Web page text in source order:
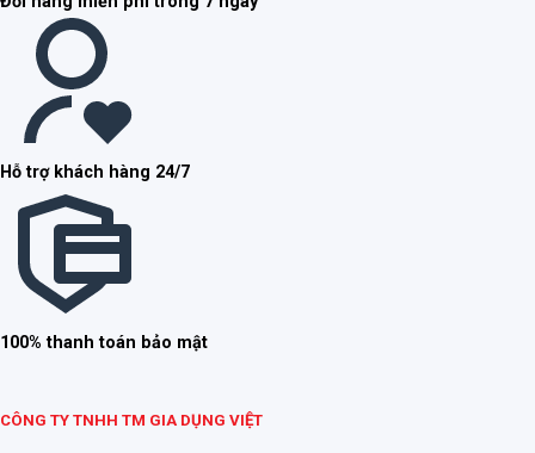
Hỗ trợ khách hàng 24/7
100% thanh toán bảo mật
CÔNG TY TNHH TM GIA DỤNG VIỆT